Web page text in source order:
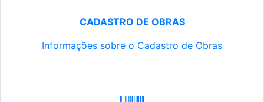
CADASTRO DE OBRAS
Informações sobre o Cadastro de Obras